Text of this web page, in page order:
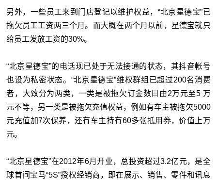
另外，一些员工来到门店登记以维护权益，“北京星德宝”已
拖欠员工工资两三个月。而大概在两个月以前，星德宝就只
给员工发放工资的30%。
“北京星德宝”的电话现已处于无法接通的状态，其抖音帐号
也设为私密状态。“北京星德宝”维权群组已超过200名消费
者，大致分为两类，一类是被拖欠订金数目由2万元至5 万
元不等，另一类是被拖欠充值权益，例如有车主被拖欠5000
元充值加7次保养，还有车主持有60多张抵用券，价值上万
元。
“北京星德宝”在2012年6月开业，总投资超过3.2亿元，是全
球首间宝马“5S”授权经销商，即在展示、销售、零件和讯息